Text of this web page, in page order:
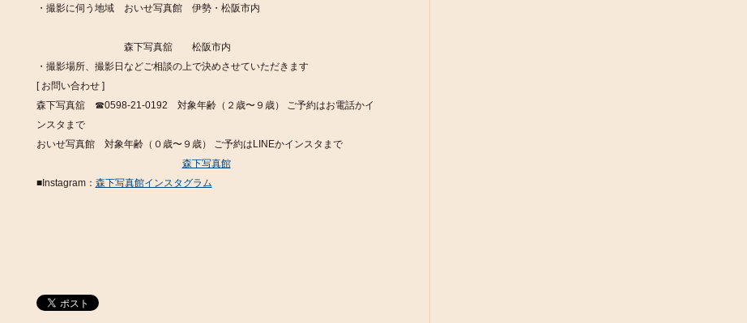
・撮影に伺う地域 おいせ写真館 伊勢・松阪市内
森下写真舘 松阪市内
・撮影場所、撮影日などご相談の上で決めさせていただきます
[ お問い合わせ ]
森下写真舘 ☎︎0598-21-0192 対象年齢（２歳〜９歳） ご予約はお電話かイ
ンスタまで
おいせ写真館 対象年齢（０歳〜９歳） ご予約はLINEかインスタまで
森下写真館
■Instagram： 森下写真館インスタグラム